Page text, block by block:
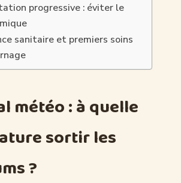
progressive : éviter le
sanitaire et premiers soins
météo : à quelle
sortir les
?